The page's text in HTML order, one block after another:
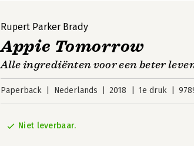
Rupert Parker Brady
Appie Tomorrow
Alle ingrediënten voor een beter
Paperback Nederlands 2018 1e druk
Niet leverbaar.